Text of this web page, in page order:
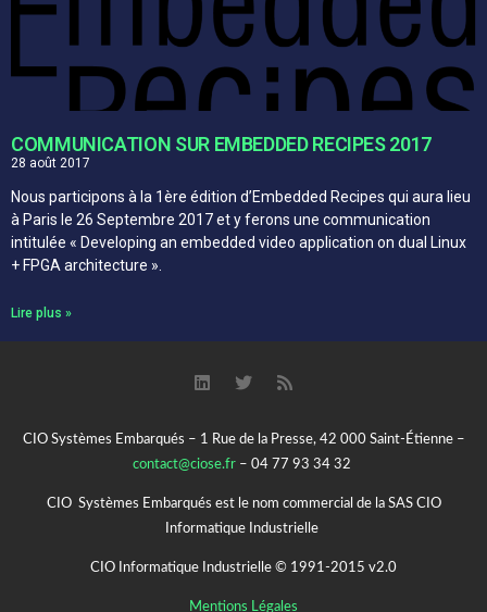
COMMUNICATION SUR EMBEDDED RECIPES 2017
28 août 2017
Nous participons à la 1ère édition d’Embedded Recipes qui aura lieu
à Paris le 26 Septembre 2017 et y ferons une communication
intitulée « Developing an embedded video application on dual Linux
+ FPGA architecture ».
Lire plus »
CIO Systèmes Embarqués – 1 Rue de la Presse, 42 000 Saint-Étienne –
contact@ciose.fr – 04 77 93 34 32
CIO Systèmes Embarqués est le nom commercial de la SAS CIO
Informatique Industrielle
CIO Informatique Industrielle © 1991-2015 v2.0
Mentions Légales